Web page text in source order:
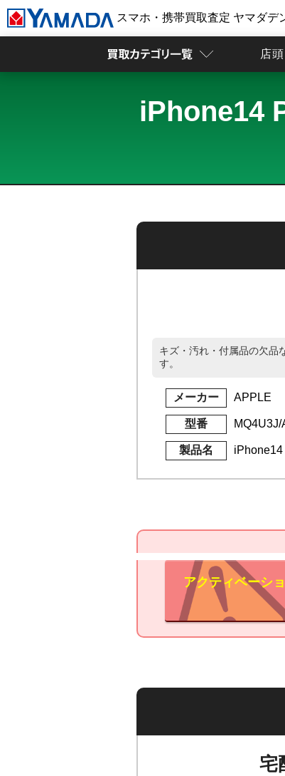
スマホ・携帯買取査定 ヤマダデ
店
iPhone14
キズ・汚れ・付属品の欠品
す。
メーカー APPLE
型番
製品名
アクティベーシ
宅